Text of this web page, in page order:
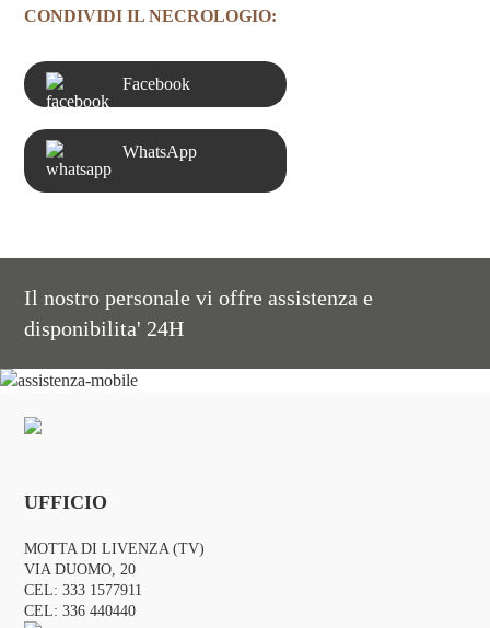
CONDIVIDI IL NECROLOGIO:
Facebook
WhatsApp
Il nostro personale vi offre assistenza e
disponibilita' 24H
UFFICIO
MOTTA DI LIVENZA (TV)
VIA DUOMO, 20
CEL:333 1577911
CEL:336 440440